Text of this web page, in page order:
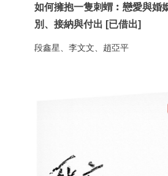
如何擁抱一隻刺蝟︰戀愛與婚
別、接納與付出 [已借出]
段鑫星、李文文、趙亞平